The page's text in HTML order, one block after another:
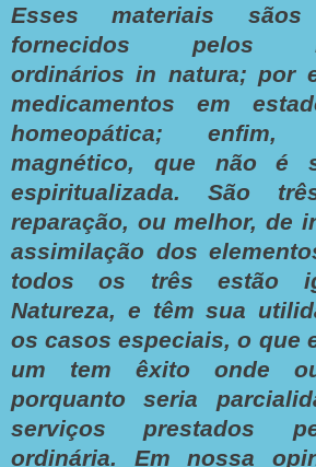
Esses materiais
fornecidos pelos
ordinários in natura; por
medicamentos em
homeopática;
magnético, que não é
espiritualizada. São
reparação, ou melhor, de
assimilação dos
todos os três estão
Natureza, e têm sua
os casos especiais, o que
um tem êxito onde
porquanto seria
serviços prestados
ordinária. Em nossa